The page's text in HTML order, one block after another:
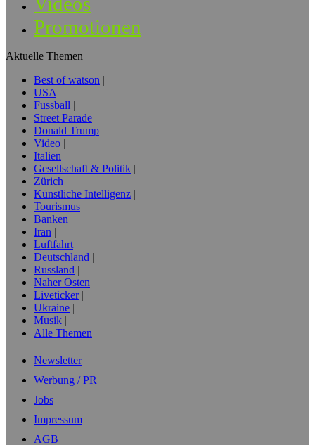
Promotionen
Aktuelle Themen
Best of watson
USA
Fussball
Street Parade
Donald Trump
Video
Italien
Gesellschaft & Politik
Zürich
Künstliche Intelligenz
Tourismus
Banken
Iran
Luftfahrt
Deutschland
Russland
Naher Osten
Liveticker
Ukraine
Musik
Alle Themen
Newsletter
Werbung / PR
Jobs
Impressum
AGB